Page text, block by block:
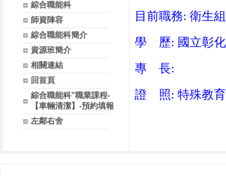
綜合職能科
師資陣容
綜合職能科簡介
資源班簡介
相關連結
回首頁
綜合職能科"職業課程-
【車輛清潔】-預約填報
左鄰右舍
目前職務: 衛生
學 歷: 國立彰化
專 長:
證 照: 特殊教育